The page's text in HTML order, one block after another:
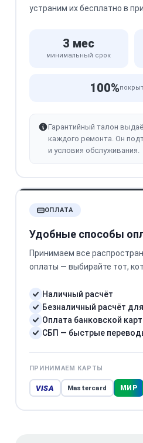
устраним их бесплатно в
3 мес
минимальный срок
100%
Гарантийный талон
каждого ремонта. Он
и условия обслуживания.
ОПЛАТА
Удобные способы
Принимаем все
оплаты — выбирайте тот,
Наличный расчёт
Безналичный расчёт
Оплата банковской
СБП — быстрые
ПРИНИМАЕМ КАРТЫ
VISA Mastercard МИР